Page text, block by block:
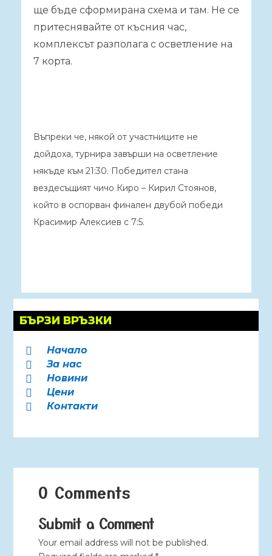
ще бъде сформирана схема и там. Не се
притеснявайте от късния час,
комплексът разполага с осветление на
7 корта.
Въпреки че, някой от участниците не
дойдоха, турнира завърши на осветление
някъде към 21:30. Победител стана
вездесъщият чичо Киро – Кирил Стоянов,
който в оспорван финален двубой победи
Красимир Алексиев с 7:5.
БЪРЗИ ВРЪЗКИ
 Начало
 За нас
 Новини
 Цени
 Контакти
0 Comments
Submit a Comment
Your email address will not be published.